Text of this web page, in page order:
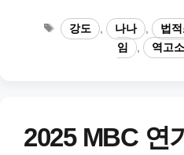
태
그
강도 나나 법적
임
역고소
2025 MBC 연